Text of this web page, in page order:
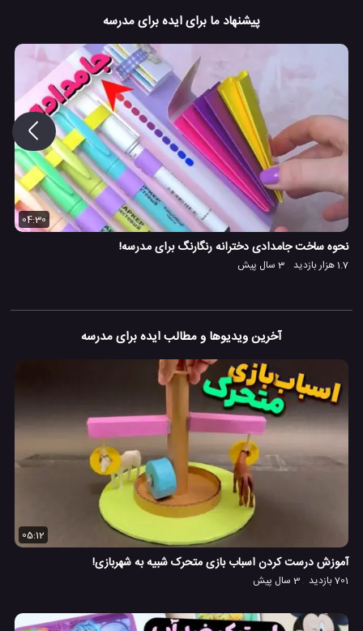
پیشنهاد ما برای ایده برای مدرسه
04:30
نحوه ساخت جامدادی دخترانه رنگارنگ برای مدرسه!
1.7 هزار بازدید 3 سال پیش
آخرین ویدیوها و مطالب ایده برای مدرسه
05:12
آموزش درست کردن اسباب بازی متحرک شبیه به شهربازی!
701 بازدید 3 سال پیش